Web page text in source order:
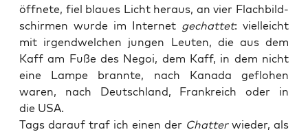
öff­ne­te, fiel blau­es Licht her­aus, an vier Flach­bild­
schir­men wur­de im Inter­net gechat­tet: viel­leicht
mit irgend­wel­chen jun­gen Leu­ten, die aus dem
Kaff am Fuße des Negoi, dem Kaff, in dem nicht
eine Lam­pe brann­te, nach Kana­da geflo­hen
waren, nach Deutsch­land, Frank­reich oder in
die USA.
Tags dar­auf traf ich einen der Chat­terwie­der, als